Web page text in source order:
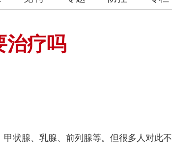
治疗吗
状腺、乳腺、前列腺等。但很多人对此不